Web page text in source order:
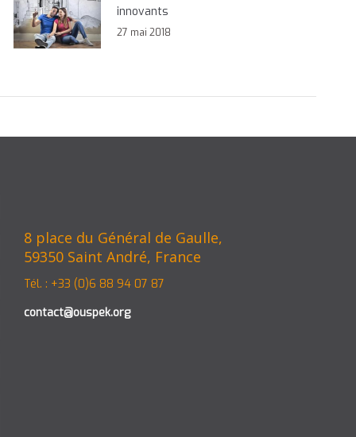
innovants
27 mai 2018
8 place du Général de Gaulle,
59350 Saint André, France
Tél. : +33 (0)6 88 94 07 87
contact@ouspek.org